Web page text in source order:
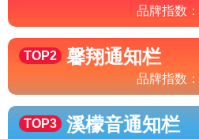
品牌指数：
TOP2 馨翔通知栏
品牌指数：
TOP3 溪檬音通知栏